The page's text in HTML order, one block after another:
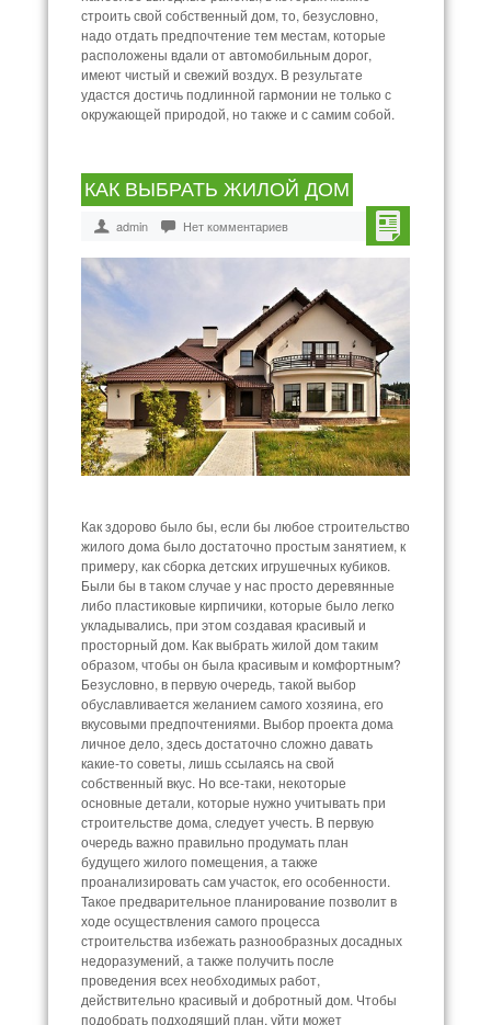
строить свой собственный дом, то, безусловно,
надо отдать предпочтение тем местам, которые
расположены вдали от автомобильным дорог,
имеют чистый и свежий воздух. В результате
удастся достичь подлинной гармонии не только с
окружающей природой, но также и с самим собой.
КАК ВЫБРАТЬ ЖИЛОЙ ДОМ
admin Нет комментариев
Как здорово было бы, если бы любое строительство
жилого дома было достаточно простым занятием, к
примеру, как сборка детских игрушечных кубиков.
Были бы в таком случае у нас просто деревянные
либо пластиковые кирпичики, которые было легко
укладывались, при этом создавая красивый и
просторный дом. Как выбрать жилой дом таким
образом, чтобы он была красивым и комфортным?
Безусловно, в первую очередь, такой выбор
обуславливается желанием самого хозяина, его
вкусовыми предпочтениями. Выбор проекта дома
личное дело, здесь достаточно сложно давать
какие-то советы, лишь ссылаясь на свой
собственный вкус. Но все-таки, некоторые
основные детали, которые нужно учитывать при
строительстве дома, следует учесть. В первую
очередь важно правильно продумать план
будущего жилого помещения, а также
проанализировать сам участок, его особенности.
Такое предварительное планирование позволит в
ходе осуществления самого процесса
строительства избежать разнообразных досадных
недоразумений, а также получить после
проведения всех необходимых работ,
действительно красивый и добротный дом. Чтобы
подобрать подходящий план, уйти может